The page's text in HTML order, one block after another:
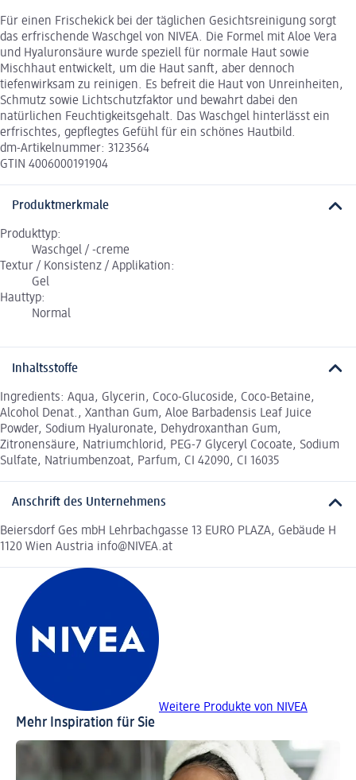
Für einen Frischekick bei der täglichen Gesichtsreinigung sorgt
das erfrischende Waschgel von NIVEA. Die Formel mit Aloe Vera
und Hyaluronsäure wurde speziell für normale Haut sowie
Mischhaut entwickelt, um die Haut sanft, aber dennoch
tiefenwirksam zu reinigen. Es befreit die Haut von Unreinheiten,
Schmutz sowie Lichtschutzfaktor und bewahrt dabei den
natürlichen Feuchtigkeitsgehalt. Das Waschgel hinterlässt ein
erfrischtes, gepflegtes Gefühl für ein schönes Hautbild.
dm-Artikelnummer: 3123564
GTIN 4006000191904
Produktmerkmale
Produkttyp:
Waschgel / -creme
Textur / Konsistenz / Applikation:
Gel
Hauttyp:
Normal
Inhaltsstoffe
Ingredients: Aqua, Glycerin, Coco-Glucoside, Coco-Betaine,
Alcohol Denat., Xanthan Gum, Aloe Barbadensis Leaf Juice
Powder, Sodium Hyaluronate, Dehydroxanthan Gum,
Zitronensäure, Natriumchlorid, PEG-7 Glyceryl Cocoate, Sodium
Sulfate, Natriumbenzoat, Parfum, CI 42090, CI 16035
Anschrift des Unternehmens
Beiersdorf Ges mbH Lehrbachgasse 13 EURO PLAZA, Gebäude H
1120 Wien Austria info@NIVEA.at
Weitere Produkte von NIVEA
Mehr Inspiration für Sie